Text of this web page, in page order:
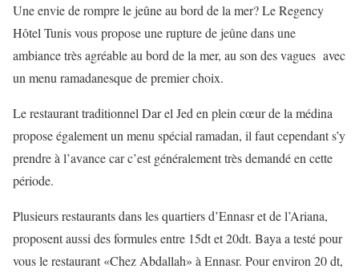
Une envie de rompre le jeûne au bord de la mer? Le Regency
Hôtel Tunis vous propose une rupture de jeûne dans une
ambiance très agréable au bord de la mer, au son des vagues avec
un menu ramadanesque de premier choix.
Le restaurant traditionnel Dar el Jed en plein cœur de la médina
propose également un menu spécial ramadan, il faut cependant s’y
prendre à l’avance car c’est généralement très demandé en cette
période.
Plusieurs restaurants dans les quartiers d’Ennasr et de l’Ariana,
proposent aussi des formules entre 15dt et 20dt. Baya a testé pour
vous le restaurant «Chez Abdallah» à Ennasr. Pour environ 20 dt,